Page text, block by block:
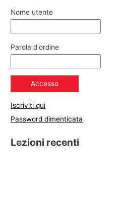
Nome utente
Parola d'ordine
Iscriviti qui
Password dimenticata
Lezioni recenti